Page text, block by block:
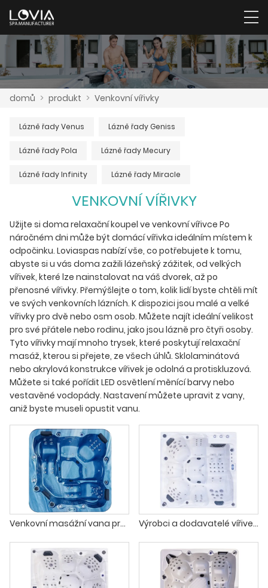
domů > produkt > Venkovní vířivky
Lázně řady Venus Lázně řady Geniss
Lázně řady Pola Lázně řady Mecury
Lázně řady Infinity Lázně řady Miracle
VENKOVNÍ VÍŘIVKY
Užijte si doma relaxační koupel ve venkovní vířivce Po
náročném dni může být domácí vířivka ideálním místem k
odpočinku. Loviaspas nabízí vše, co potřebujete k tomu,
abyste si u vás doma zažili lázeňský zážitek, od velkých
vířivek, které lze nainstalovat na váš dvorek, až po
přenosné vířivky. Přemýšlejte o tom, kolik lidí byste chtěli mít
ve svých venkovních lázních. K dispozici jsou malé a velké
vířivky pro dvě nebo osm osob. Můžete najít ideální velikost
pro své přátele nebo rodinu, jako jsou lázně pro čtyři osoby.
Tyto vířivky mají mnoho trysek, které poskytují relaxační
masáž, kterou si přejete, ze všech úhlů. Sklolaminátová
nebo akrylová konstrukce vířivek je odolná a protiskluzová.
Můžete si také pořídit LED osvětlení měnící barvy nebo
vestavěné vodopády. Nastavení můžete upravit z vany,
aniž byste museli opustit vanu.
Venkovní masážní vana pro 5 osob, vířivky Výrobci a dodavatelé vířivek Balboa pro 6 osob